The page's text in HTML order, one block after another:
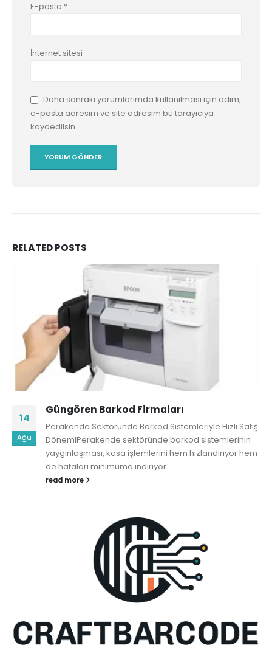
E-posta *
İnternet sitesi
Daha sonraki yorumlarımda kullanılması için adım,
e-posta adresim ve site adresim bu tarayıcıya
kaydedilsin.
RELATEDPOSTS
14
Ağu
Güngören Barkod Firmaları
Perakende Sektöründe Barkod Sistemleriyle Hızlı Satış
DönemiPerakende sektöründe barkod sistemlerinin
yaygınlaşması, kasa işlemlerini hem hızlandırıyor hem
de hataları minimuma indiriyor....
read more